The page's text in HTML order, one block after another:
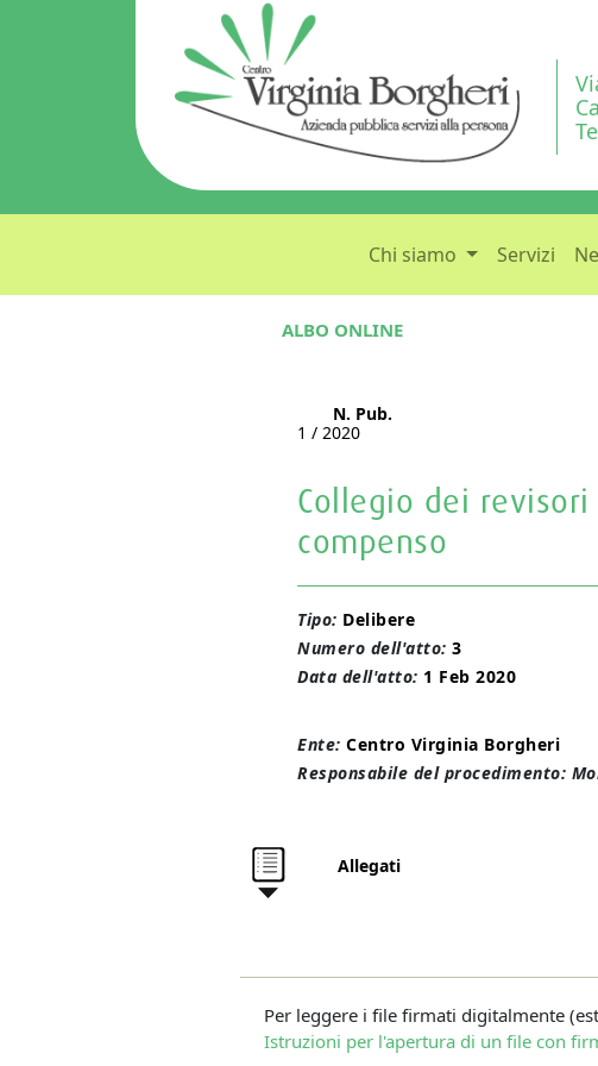
Chi siamo Servizi
ALBO ONLINE
N. Pub.
1 / 2020
Collegio dei
compenso
Tipo: Delibere
Numero dell'atto: 3
Data dell'atto: 1 Feb 2020
Ente: Centro Virginia Borgheri
Responsabile del procedimento:
Allegati
Per leggere i file firmati digitalmente
Istruzioni per l'apertura di un file con